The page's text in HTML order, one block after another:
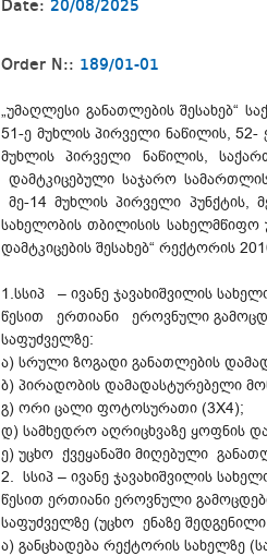
Date: 20/08/2025
Order N:: 189/01-01
„უმაღლესი განათლების შესახებ“
51-ე მუხლის პირველი ნაწილის,
მუხლის პირველი ნაწილის,
დამტკიცებული საჯარო
მე-14 მუხლის პირველი პუნქტის,
სახელობის თბილისის სახელმწიფო
დამტკიცების შესახებ“ რექტორის
1.სსიპ – ივანე ჯავახიშვილის
წესით ერთიანი ეროვნული
საფუძველზე:
ა) სრული ზოგადი განათლების
ბ) პირადობის დამადასტურებელი
გ) ორი ცალი ფოტოსურათი (3X4);
დ) სამხედრო აღრიცხვაზე ყოფნის
ე) უცხო ქვეყანაში მიღებული
2. სსიპ – ივანე ჯავახიშვილის
წესით ერთიანი ეროვნული
საფუძველზე (უცხო ენაზე
ა) განცხადება რექტორის სახელზე